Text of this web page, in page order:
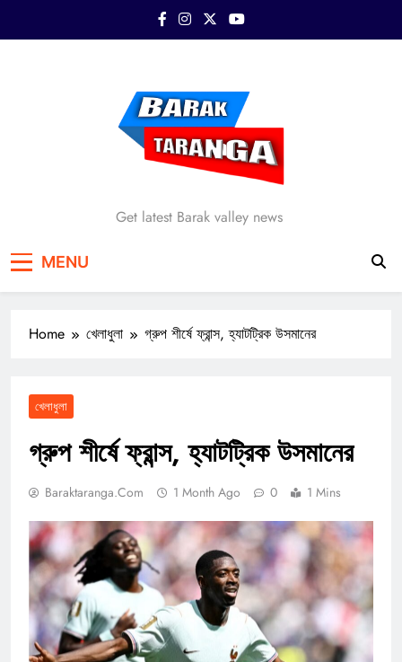
Barak Taranga
Get latest Barak valley news
MENU
Home খেলাধুলা গ্রুপ শীর্ষে ফ্রান্স, হ্যাটট্রিক উসমানের
খেলাধুলা
গ্রুপ শীর্ষে ফ্রান্স, হ্যাটট্রিক উসমানের
Baraktaranga.com 1 Month Ago 0 1 Mins